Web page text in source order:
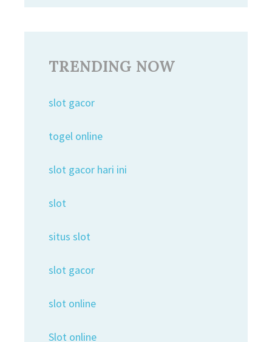
TRENDING NOW
slot gacor
togel online
slot gacor hari ini
slot
situs slot
slot gacor
slot online
Slot online